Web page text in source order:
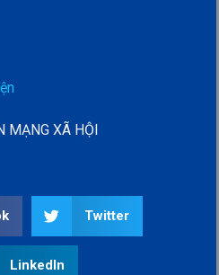
MẠNG XÃ HỘI
Twitter
LinkedIn